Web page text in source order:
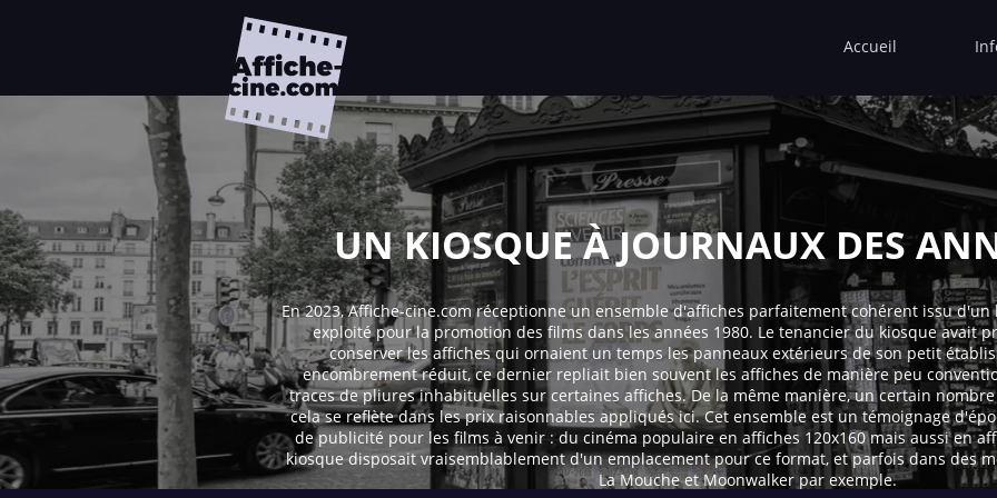
Accueil
UN KIOSQUE À JOURNAUX DES
En 2023, Affiche-cine.com réceptionne un ensemble d'affiches parfaitement cohérent issu
exploité pour la promotion des films dans les années 1980. Le tenancier du kiosque avait
conserver les affiches qui ornaient un temps les panneaux extérieurs de son petit
encombrement réduit, ce dernier repliait bien souvent les affiches de manière peu
traces de pliures inhabituelles sur certaines affiches. De la même manière, un certain
cela se reflète dans les prix raisonnables appliqués ici. Cet ensemble est un témoignage
de publicité pour les films à venir : du cinéma populaire en affiches 120x160 mais aussi en
kiosque disposait vraisemblablement d'un emplacement pour ce format, et parfois dans des
La Mouche et Moonwalker par exemple.